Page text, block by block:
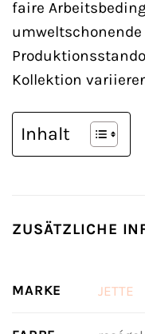
faire
Kollektion
Inhalt
ZUSÄTZLICHE
MARKE JETTE